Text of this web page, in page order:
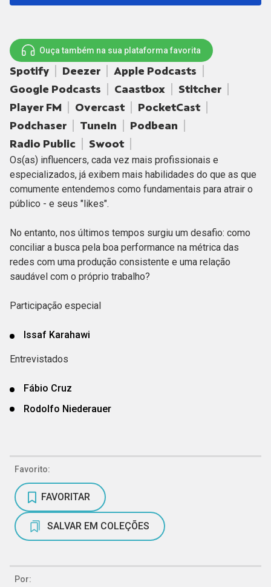
Ouça também na sua plataforma favorita
Spotify Deezer
Apple Podcasts
Google Podcasts
Caastbox
Stitcher
Player FM
Overcast
PocketCast
Podchaser
TuneIn
Podbean
Radio Public
Swoot
Os(as) influencers, cada vez mais profissionais e
especializados, já exibem mais habilidades do que as que
comumente entendemos como fundamentais para atrair o
público - e seus "likes".
No entanto, nos últimos tempos surgiu um desafio: como
conciliar a busca pela boa performance na métrica das
redes com uma produção consistente e uma relação
saudável com o próprio trabalho?
Participação especial
Issaf Karahawi
Entrevistados
Fábio Cruz
Rodolfo Niederauer
Favorito:
FAVORITAR
SALVAR EM COLEÇÕES
Por: